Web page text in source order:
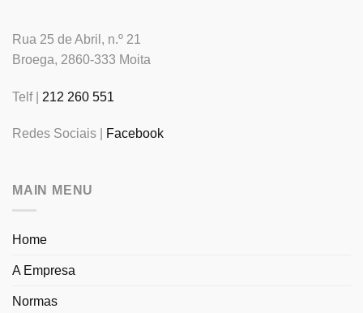
Rua 25 de Abril, n.º 21
Broega, 2860-333 Moita
Telf | 212 260 551
Redes Sociais | Facebook
MAIN MENU
Home
A Empresa
Normas